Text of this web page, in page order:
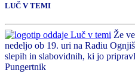
LUČ V TEMI
Že
nedeljo ob 19. uri na Radiu
slepih in slabovidnih, ki jo
Pungertnik